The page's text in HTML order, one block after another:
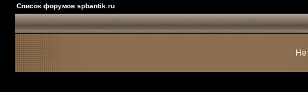
Список форумов spbantik.ru